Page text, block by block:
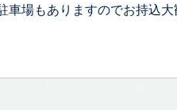
車場もありますのでお持込大